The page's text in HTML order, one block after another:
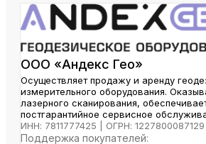
ООО «Андекс Гео»
Осуществляет продажу и аренду
измерительного оборудования.
лазерного сканирования,
постгарантийное сервисное
ИНН: 7811777425 | ОГРН: 1227800087129
Поддержка покупателей: